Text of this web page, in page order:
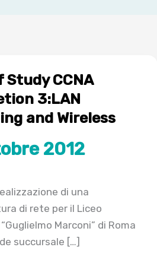
Study CCNA
3:LAN
and Wireless
2012
di una
di rete per il Liceo
Marconi” di Roma
succursale […]